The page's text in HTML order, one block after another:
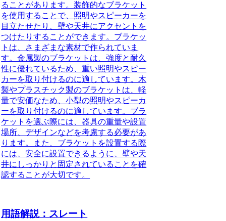
ることがあります。装飾的なブラケット
を使用することで、照明やスピーカーを
目立たせたり、壁や天井にアクセントを
つけたりすることができます。 ブラケッ
トは、さまざまな素材で作られていま
す。金属製のブラケットは、強度と耐久
性に優れているため、重い照明やスピー
カーを取り付けるのに適しています。木
製やプラスチック製のブラケットは、軽
量で安価なため、小型の照明やスピーカ
ーを取り付けるのに適しています。ブラ
ケットを選ぶ際には、器具の重量や設置
場所、デザインなどを考慮する必要があ
ります。また、ブラケットを設置する際
には、安全に設置できるように、壁や天
井にしっかりと固定されていることを確
認することが大切です。
用語解説：スレート